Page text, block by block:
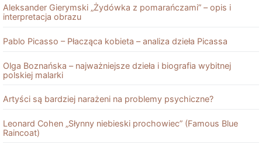
Aleksander Gierymski „Żydówka z pomarańczami” – opis i
interpretacja obrazu
Pablo Picasso – Płacząca kobieta – analiza dzieła Picassa
Olga Boznańska – najważniejsze dzieła i biografia wybitnej
polskiej malarki
Artyści są bardziej narażeni na problemy psychiczne?
Leonard Cohen „Słynny niebieski prochowiec” (Famous Blue
Raincoat)